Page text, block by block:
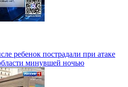
ребенок пострадали при атаке
минувшей ночью